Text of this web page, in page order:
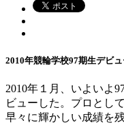
2010年競輪学校97期生デビ
2010年１月、いよいよ
ビューした。プロとし
早々に輝かしい成績を